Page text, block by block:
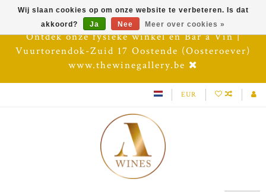
Ontdek onze fysieke winkel en Bar à Vin |
Vuurtorendok-Zuid 17 Oostende (Oosteroever)
www.thewinegallery.be
EUR
Wij slaan cookies op om onze website te verbeteren. Is dat
akkoord?
Ja Nee Meer over cookies »